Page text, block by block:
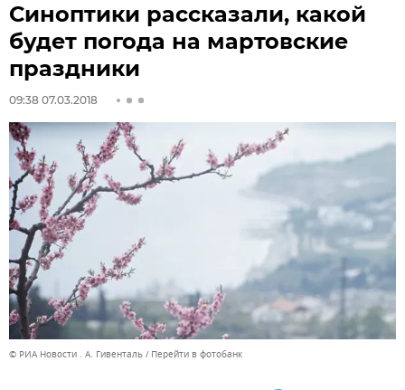
Синоптики рассказали, какой
будет погода на мартовские
праздники
09:38 07.03.2018
© РИА Новости . А. Гивенталь Перейти в фотобанк